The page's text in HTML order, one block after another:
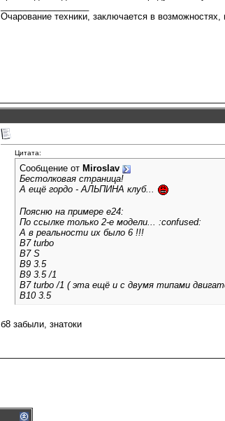
Очарование техники, заключается в возможностях,
Цитата:
Сообщение от Miroslav
Бестолковая страница!
А ещё гордо - АЛЬПИНА клуб...
Поясню на примере е24:
По ссылке только 2-е модели... :confused:
А в реальности их было 6 !!!
B7 turbo
B7 S
B9 3.5
B9 3.5 /1
B7 turbo /1 ( эта ещё и с двумя типами
B10 3.5
б8 забыли, знатоки